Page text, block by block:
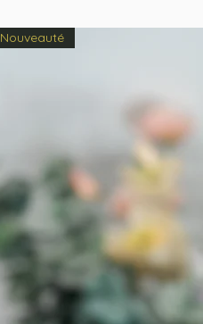
Nouveauté